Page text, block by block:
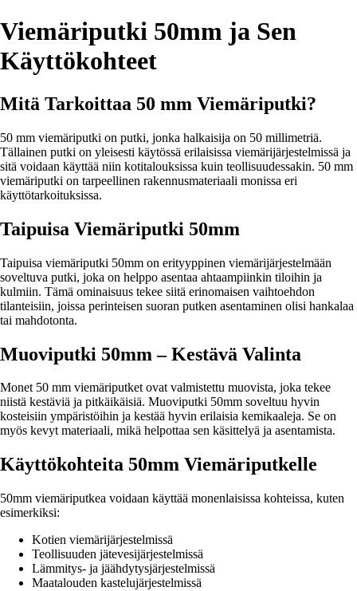
Viemäriputki 50mm ja Sen
Käyttökohteet
Mitä Tarkoittaa 50 mm Viemäriputki?
50 mm viemäriputki on putki, jonka halkaisija on 50 millimetriä.
Tällainen putki on yleisesti käytössä erilaisissa viemärijärjestelmissä ja
sitä voidaan käyttää niin kotitalouksissa kuin teollisuudessakin. 50 mm
viemäriputki on tarpeellinen rakennusmateriaali monissa eri
käyttötarkoituksissa.
Taipuisa Viemäriputki 50mm
Taipuisa viemäriputki 50mm on erityyppinen viemärijärjestelmään
soveltuva putki, joka on helppo asentaa ahtaampiinkin tiloihin ja
kulmiin. Tämä ominaisuus tekee siitä erinomaisen vaihtoehdon
tilanteisiin, joissa perinteisen suoran putken asentaminen olisi hankalaa
tai mahdotonta.
Muoviputki 50mm – Kestävä Valinta
Monet 50 mm viemäriputket ovat valmistettu muovista, joka tekee
niistä kestäviä ja pitkäikäisiä. Muoviputki 50mm soveltuu hyvin
kosteisiin ympäristöihin ja kestää hyvin erilaisia kemikaaleja. Se on
myös kevyt materiaali, mikä helpottaa sen käsittelyä ja asentamista.
Käyttökohteita 50mm Viemäriputkelle
50mm viemäriputkea voidaan käyttää monenlaisissa kohteissa, kuten
esimerkiksi:
Kotien viemärijärjestelmissä
Teollisuuden jätevesijärjestelmissä
Lämmitys- ja jäähdytysjärjestelmissä
Maatalouden kastelujärjestelmissä